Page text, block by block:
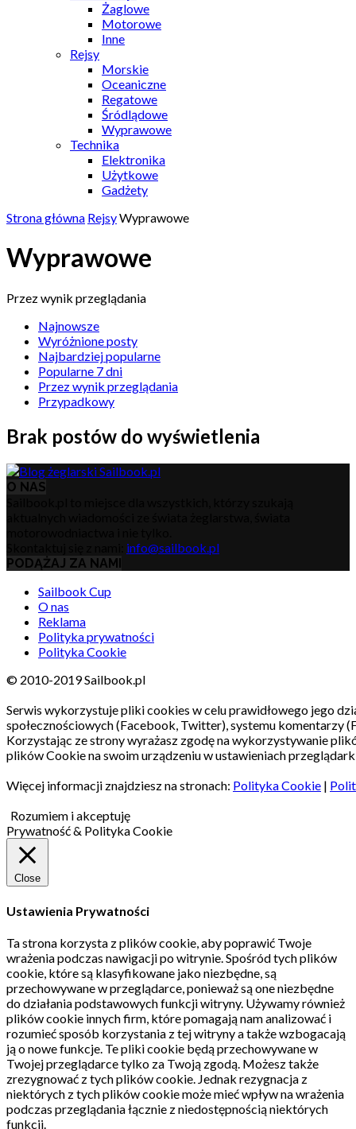
Żaglowe
Motorowe
Inne
Rejsy
Morskie
Oceaniczne
Regatowe
Śródlądowe
Wyprawowe
Technika
Elektronika
Użytkowe
Gadżety
Strona główna RejsyWyprawowe
Wyprawowe
Przez wynik przeglądania
Najnowsze
Wyróżnione posty
Najbardziej popularne
Popularne 7 dni
Przez wynik przeglądania
Przypadkowy
Brak postów do wyświetlenia
O NAS
info@sailbook.pl
PODĄŻAJ ZA NAMI
Sailbook Cup
O nas
Reklama
Polityka prywatności
Polityka Cookie
© 2010-2019 Sailbook.pl
Serwis wykorzystuje pliki cookies w celu prawidłowego jego
społecznościowych (Facebook, Twitter), systemu komentarzy
Korzystając ze strony wyrażasz zgodę na wykorzystywanie
plików Cookie na swoim urządzeniu w ustawieniach
Więcej informacji znajdziesz na stronach: Polityka Cookie |
Rozumiem i akceptuję
Prywatność & Polityka Cookie
Close
Ustawienia Prywatności
Ta strona korzysta z plików cookie, aby poprawić Twoje
wrażenia podczas nawigacji po witrynie.Spośród tych plików
cookie, które są klasyfikowane jako niezbędne, są
przechowywane w przeglądarce, ponieważ są one niezbędne
do działania podstawowych funkcji witryny. Używamy również
plików cookie innych firm, które pomagają nam analizować i
rozumieć sposób korzystania z tej witryny a także wzbogacają
ją o nowe funkcje. Te pliki cookie będą przechowywane w
Twojej przeglądarce tylko za Twoją zgodą. Możesz także
zrezygnować z tych plików cookie. Jednak rezygnacja z
niektórych z tych plików cookie może mieć wpływ na wrażenia
podczas przeglądania łącznie z niedostępnością niektórych
funkcji.